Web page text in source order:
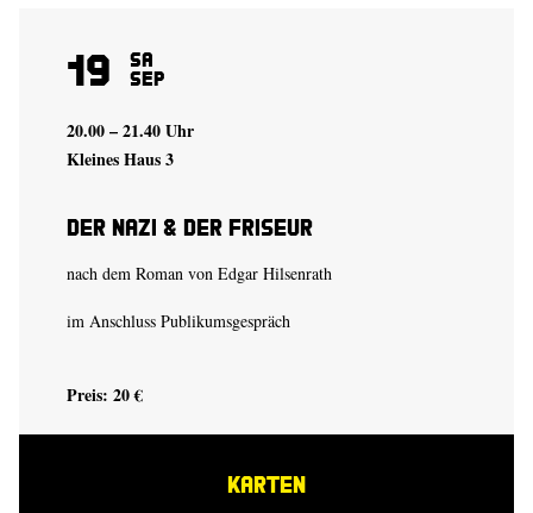
19 Sa
Sep
20.00 – 21.40 Uhr
Kleines Haus 3
Der Nazi & der Friseur
nach dem Roman von Edgar Hilsenrath
im Anschluss Publikumsgespräch
Preis: 20 €
KARTEN